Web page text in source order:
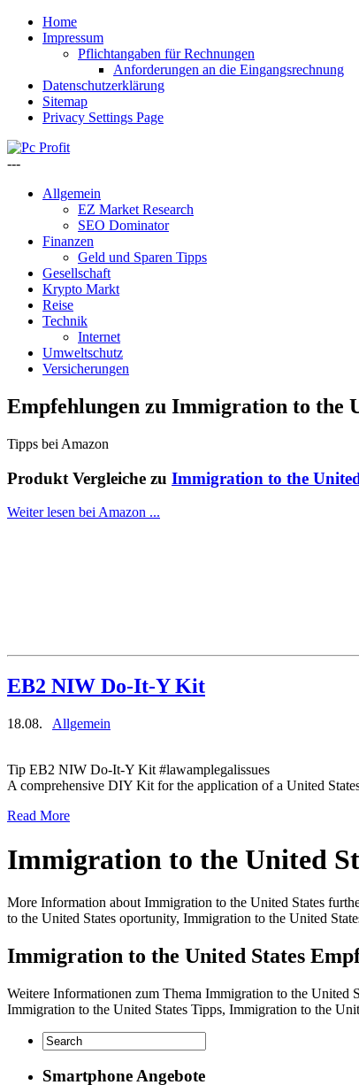
Home
Impressum
Pflichtangaben für Rechnungen
Anforderungen an die Eingangsrechnung
Datenschutzerklärung
Sitemap
Privacy Settings Page
---
Allgemein
EZ Market Research
SEO Dominator
Finanzen
Geld und Sparen Tipps
Gesellschaft
Krypto Markt
Reise
Technik
Internet
Umweltschutz
Versicherungen
Empfehlungen zu Immigration to the
Tipps bei Amazon
Produkt Vergleiche zu Immigration to the
Weiter lesen bei Amazon ...
EB2 NIW Do-It-Y Kit
18.08. Allgemein
Tip EB2 NIW Do-It-Y Kit #lawamplegalissues
A comprehensive DIY Kit for the application of a United
Read More
Immigration to the United
More Information about Immigration to the United States
to the United States oportunity, Immigration to the United
Immigration to the United States
Weitere Informationen zum Thema Immigration to the United
Immigration to the United States Tipps, Immigration to the
Smartphone Angebote